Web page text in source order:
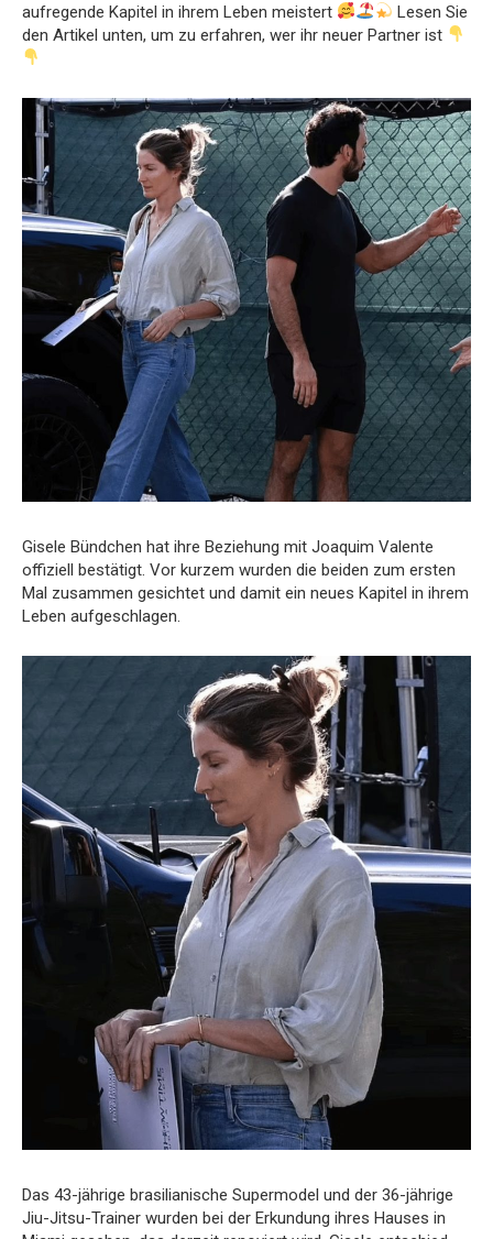
aufregende Kapitel in ihrem Leben meistert
Lesen Sie
den Artikel unten, um zu erfahren, wer ihr neuer Partner ist
Gisele Bündchen hat ihre Beziehung mit Joaquim Valente
offiziell bestätigt. Vor kurzem wurden die beiden zum ersten
Mal zusammen gesichtet und damit ein neues Kapitel in ihrem
Leben aufgeschlagen.
Das 43-jährige brasilianische Supermodel und der 36-jährige
Jiu-Jitsu-Trainer wurden bei der Erkundung ihres Hauses in